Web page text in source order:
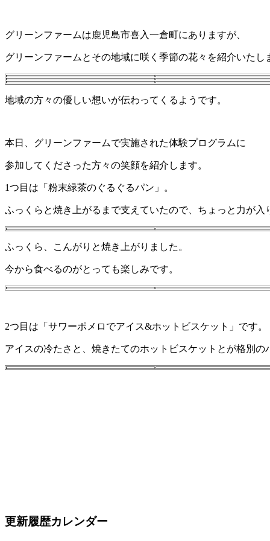
グリーンファームは鹿児島市喜入一倉町にありますが、
グリーンファームとその地域に咲く季節の花々を紹介いたし
地域の方々の優しい想いが伝わってくるようです。
本日、グリーンファームで実施された体験プログラムに
参加してくださった方々の笑顔を紹介します。
1つ目は「粉末緑茶のぐるぐるパン」。
ふっくらと焼き上がるまで支えていたので、ちょっと力が入
ふっくら、こんがりと焼き上がりました。
今から食べるのがとっても楽しみです。
2つ目は「サワーポメロでアイス&ホットビスケット」です。
アイスの冷たさと、焼きたてのホットビスケットとが格別の
更新履歴カレンダー